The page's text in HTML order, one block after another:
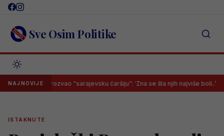
Skip
content Sve Osim Politike
NAJNOVIJE
prozvao “sarajevsku čaršiju”: ‘Zna se šta njih najviše boli..’ U
ISTAKNUTE